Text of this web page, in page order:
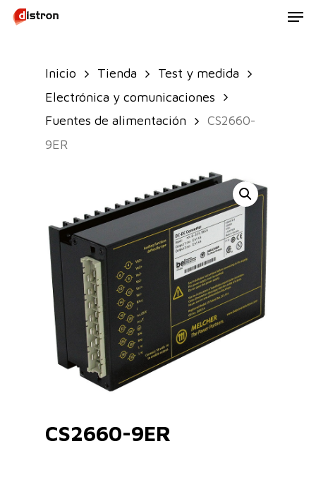
Skip
Inicio Tienda
Test y medida
Electrónica y comunicaciones
Fuentes de alimentación
CS2660-
9ER
CS2660-9ER